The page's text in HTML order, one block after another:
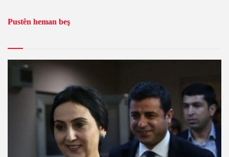
Pustên heman beş